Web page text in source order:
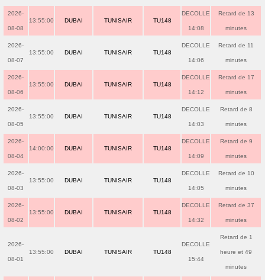
2026-
08-08
13:55:00 DUBAI TUNISAIR TU148
DECOLLE
14:08
Retard de 13
minutes
2026-
08-07
13:55:00 DUBAI TUNISAIR TU148
DECOLLE
14:06
Retard de 11
minutes
2026-
08-06
13:55:00 DUBAI TUNISAIR TU148
DECOLLE
14:12
Retard de 17
minutes
2026-
08-05
13:55:00 DUBAI TUNISAIR TU148
DECOLLE
14:03
Retard de 8
minutes
2026-
08-04
14:00:00 DUBAI TUNISAIR TU148
DECOLLE
14:09
Retard de 9
minutes
2026-
08-03
13:55:00 DUBAI TUNISAIR TU148
DECOLLE
14:05
Retard de 10
minutes
2026-
08-02
13:55:00 DUBAI TUNISAIR TU148
DECOLLE
14:32
Retard de 37
minutes
2026-
08-01
13:55:00 DUBAI TUNISAIR TU148
DECOLLE
15:44
Retard de 1
heure et 49
minutes